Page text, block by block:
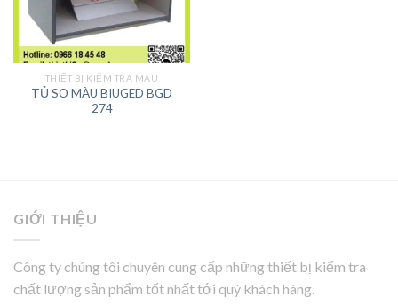
THIẾT BỊ KIỂM TRA MÀU
TỦ SO MÀU BIUGED BGD
274
GIỚI THIỆU
Công ty chúng tôi chuyên cung cấp những thiết bị kiểm tra
chất lượng sản phẩm tốt nhất tới quý khách hàng.